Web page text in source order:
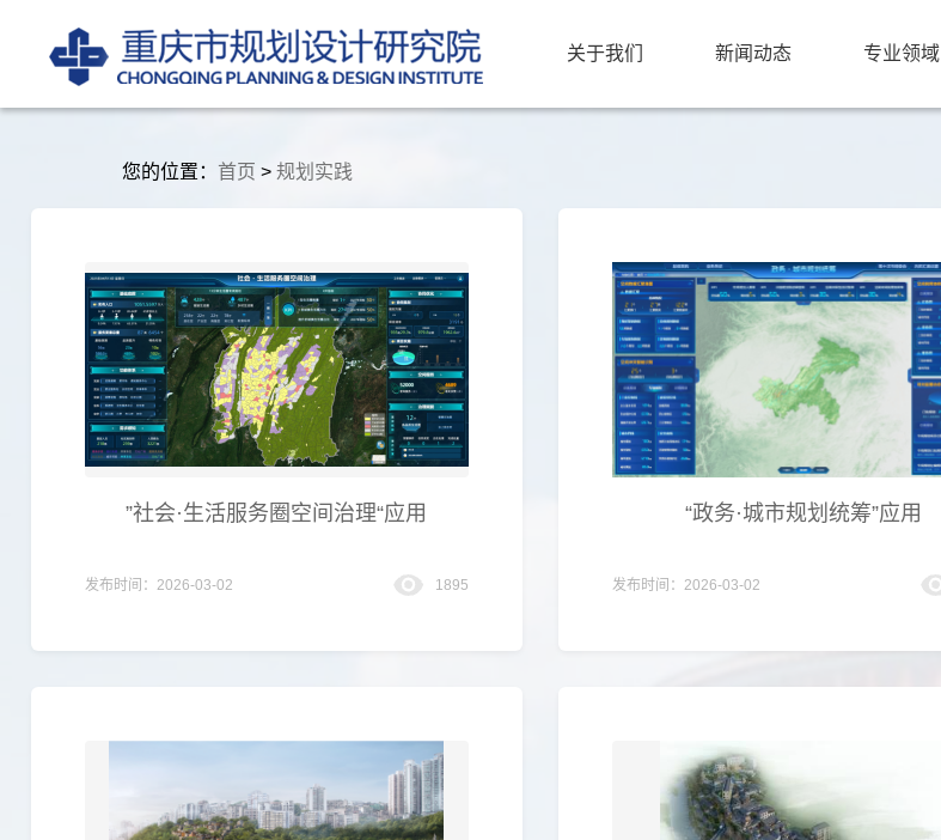
关于我们 新闻动态 专业领域
您的位置： 首页 > 规划实践
”社会·生活服务圈空间治理“应用
发布时间：2026-03-02 1895
“政务·城市规划统筹”应用
发布时间：2026-03-02